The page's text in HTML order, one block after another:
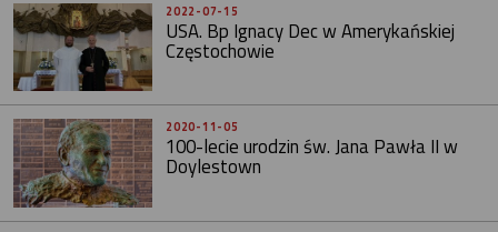
2022-07-15
USA. Bp Ignacy Dec w Amerykańskiej
Częstochowie
2020-11-05
100-lecie urodzin św. Jana Pawła II w
Doylestown